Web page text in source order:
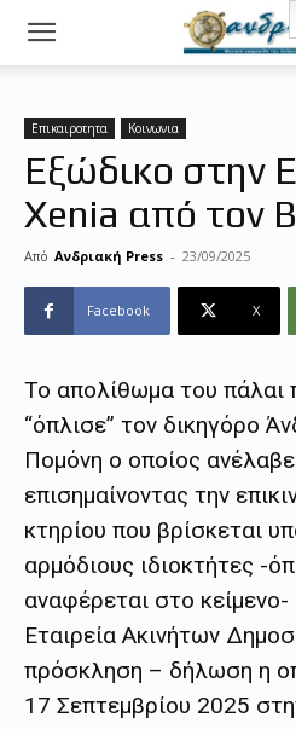
Επικαιροτητα Κοινωνια
Εξώδικο στην
Xenia από τον
Από Ανδριακή Press - 23/09/2025
Facebook X
Το απολίθωμα του πάλαι
“όπλισε” τον δικηγόρο
Πομόνη ο οποίος
επισημαίνοντας την
κτηρίου που βρίσκεται
αρμόδιους ιδιοκτήτες -
αναφέρεται στο
Εταιρεία Ακινήτων
πρόσκληση – δήλωση η
17 Σεπτεμβρίου 2025